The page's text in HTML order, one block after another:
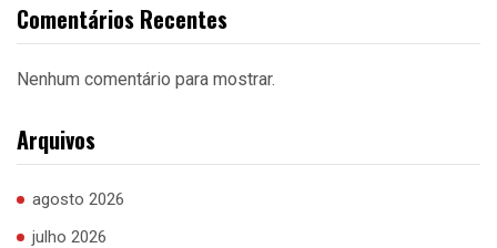
Comentários Recentes
Nenhum comentário para mostrar.
Arquivos
agosto 2026
julho 2026